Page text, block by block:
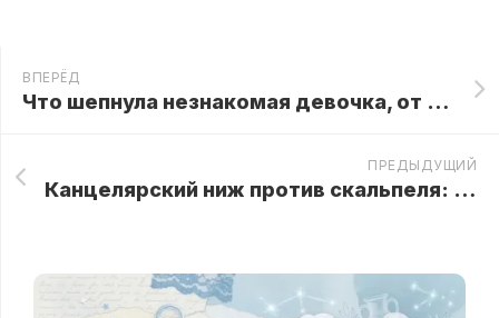
ВПЕРЁД
Что шепнула незнакомая девочка, от чего приборы в палате зашкалили
ПРЕДЫДУЩИЙ
Канцелярский ниж против скальпеля: как санитарная охрана вычистила темницу милионера